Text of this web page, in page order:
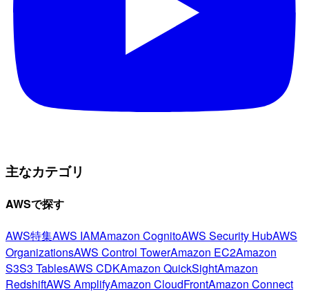
主なカテゴリ
AWSで探す
AWS特集AWS IAMAmazon CognitoAWS Security HubAWS
OrganizationsAWS Control TowerAmazon EC2Amazon
S3S3 TablesAWS CDKAmazon QuickSightAmazon
RedshiftAWS AmplifyAmazon CloudFrontAmazon Connect